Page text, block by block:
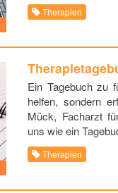
Therapien
Ein Tagebuch zu
helfen, sondern
Mück, Facharzt
uns wie ein
Therapien